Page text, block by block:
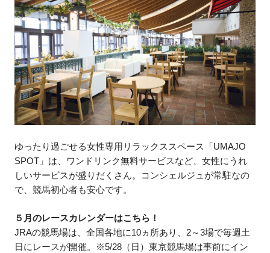
ゆったり過ごせる女性専用リラックススペース「UMAJO
SPOT」は、ワンドリンク無料サービスなど、女性にうれ
しいサービスが盛りだくさん。コンシェルジュが常駐なの
で、競馬初心者も安心です。
５月のレースカレンダーはこちら！
JRAの競馬場は、全国各地に10ヵ所あり、2～3場で毎週土
日にレースが開催。※5/28（日）東京競馬場は事前にイン